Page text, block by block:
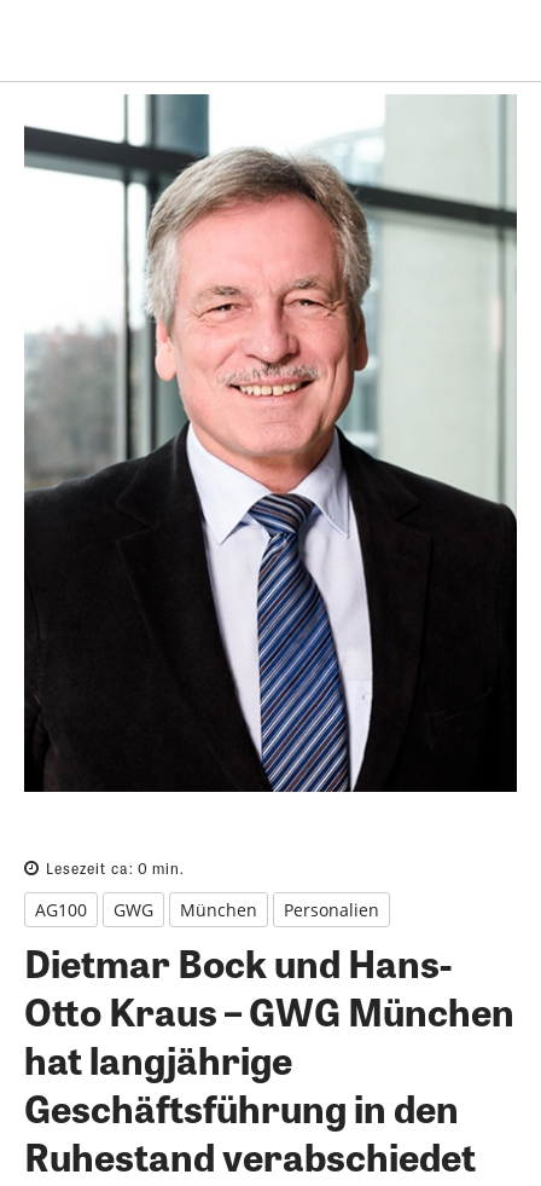
Lesezeit ca: 0 min.
AG100 GWG München Personalien
Dietmar Bock und Hans-
Otto Kraus – GWG München
hat langjährige
Geschäftsführung in den
Ruhestand verabschiedet